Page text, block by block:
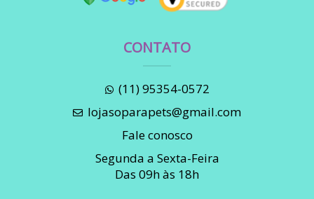
CONTATO
(11) 95354-0572
lojasoparapets@gmail.com
Fale conosco
Segunda a Sexta-Feira
Das 09h às 18h